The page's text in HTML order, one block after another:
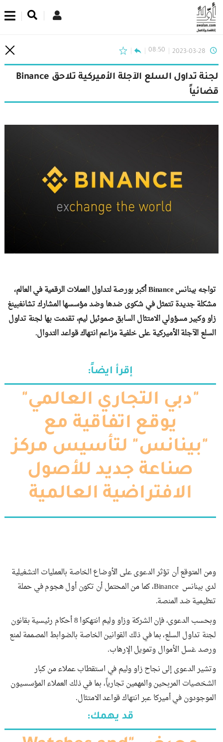
2023-03-28
08:50
لجنة تداول السلع الآجلة الأميركية تلاحق Binance
قضائياً
تواجه بينانس Binance أكبر بورصة لتداول العملات الرقمية في العالم،
مشكلة جديدة تتمثل في شكوى ضدها وضد مؤسسها المشارك تشانغبينغ
زاو وكبير مسؤولي الامتثال السابق صموئيل ليم، تقدمت بها لجنة تداول
السلع الآجلة الأميركية على خلفية مزاعم انتهاك قواعد التدوال.
إقرأ ايضاً:
"دبي التجاري العالمي"
يوقع اتفاقية مع
"بينانس" لتأسيس مركز
صناعة جديد للأصول
الافتراضية العالمية
ومن المتوقع أن تؤثر الدعوى على الأوضاع الخاصة بالعمليات التشغيلية
لدى بينانس Binance، كما من المحتمل أن تكون أول هجوم في حملة
تنظيمية ضد المنصة.
وبحسب الدعوى، فإن الشركة وزاو وليم انتهكوا 8 أحكام رئيسية بقانون
لجنة تداول السلع، بما في ذلك القوانين الخاصة بالضوابط المصممة لمنع
ورصد غسل الأموال وتمويل الإرهاب.
وتشير الدعوى إلى نجاح زاو وليم في استقطاب عملاء من كبار
الشخصيات المربحين والمهمين تجارياً، بما في ذلك العملاء المؤسسيون
الموجودون في أميركا عبر انتهاك قواعد الامتثال.
قد يهمك:
اشترك في نشرتنا الإخبارية